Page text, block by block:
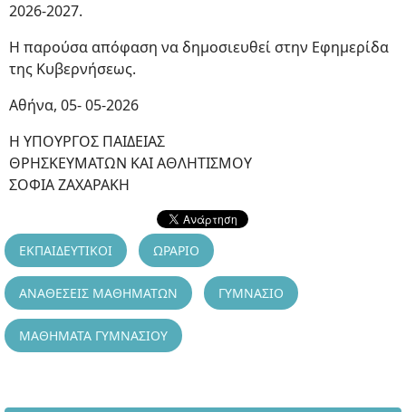
2026-2027.
Η παρούσα απόφαση να δημοσιευθεί στην Εφημερίδα
της Κυβερνήσεως.
Αθήνα, 05- 05-2026
Η ΥΠΟΥΡΓΟΣ ΠΑΙΔΕΙΑΣ
ΘΡΗΣΚΕΥΜΑΤΩΝ ΚΑΙ ΑΘΛΗΤΙΣΜΟΥ
ΣΟΦΙΑ ΖΑΧΑΡΑΚΗ
ΕΚΠΑΙΔΕΥΤΙΚΟΙ ΩΡΑΡΙΟ
ΑΝΑΘΕΣΕΙΣ ΜΑΘΗΜΑΤΩΝ ΓΥΜΝΑΣΙΟ
ΜΑΘΗΜΑΤΑ ΓΥΜΝΑΣΙΟΥ